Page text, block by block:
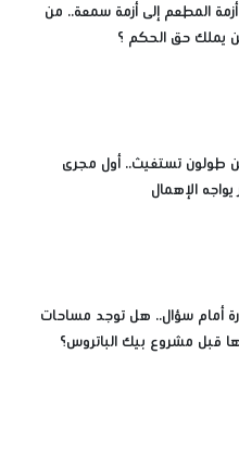
المطعم إلى أزمة سمعة.. من
يملك حق الحكم ؟
طولون تستغيث.. أول مجرى
الإهمال
أمام سؤال.. هل توجد مساحات
قبل مشروع بيك الباتروس؟